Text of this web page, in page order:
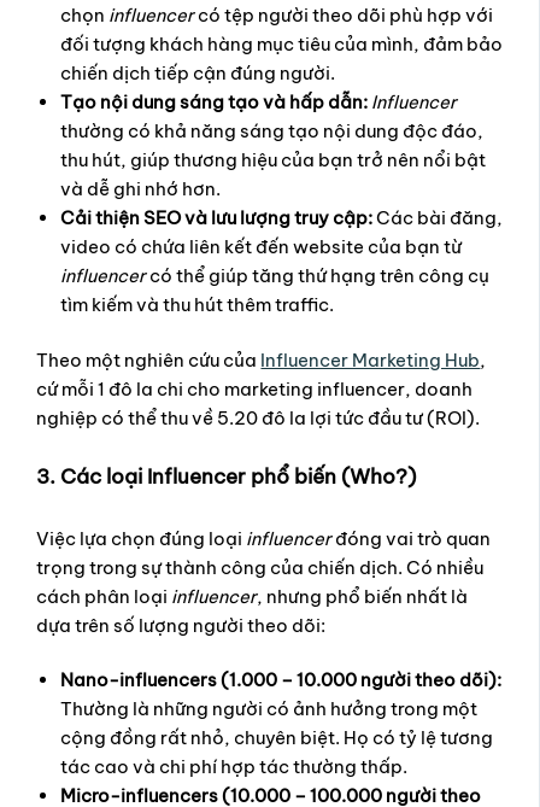
chọn influencercó tệp người theo dõi phù hợp với
đối tượng khách hàng mục tiêu của mình, đảm bảo
chiến dịch tiếp cận đúng người.
Tạo nội dung sáng tạo và hấp dẫn: Influencer
thường có khả năng sáng tạo nội dung độc đáo,
thu hút, giúp thương hiệu của bạn trở nên nổi bật
và dễ ghi nhớ hơn.
Cải thiện SEO và lưu lượng truy cập:Các bài đăng,
video có chứa liên kết đến website của bạn từ
influencercó thể giúp tăng thứ hạng trên công cụ
tìm kiếm và thu hút thêm traffic.
Theo một nghiên cứu của Influencer Marketing Hub,
cứ mỗi 1 đô la chi cho marketing influencer, doanh
nghiệp có thể thu về 5.20 đô la lợi tức đầu tư (ROI).
3. Các loại Influencer phổ biến (Who?)
Việc lựa chọn đúng loại influencerđóng vai trò quan
trọng trong sự thành công của chiến dịch. Có nhiều
cách phân loại influencer, nhưng phổ biến nhất là
dựa trên số lượng người theo dõi:
Nano-influencers (1.000 – 10.000 người theo dõi):
Thường là những người có ảnh hưởng trong một
cộng đồng rất nhỏ, chuyên biệt. Họ có tỷ lệ tương
tác cao và chi phí hợp tác thường thấp.
Micro-influencers (10.000 – 100.000 người theo